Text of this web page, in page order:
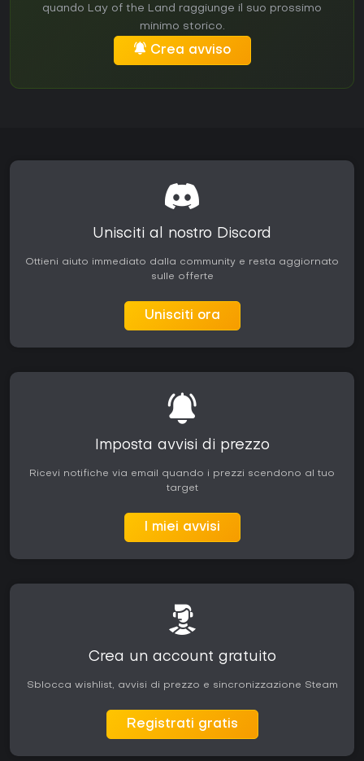
quando Lay of the Land raggiunge il suo prossimo
minimo storico.
Crea avviso
Unisciti al nostro Discord
Ottieni aiuto immediato dalla community e resta aggiornato
sulle offerte
Unisciti ora
Imposta avvisi di prezzo
Ricevi notifiche via email quando i prezzi scendono al tuo
target
I miei avvisi
Crea un account gratuito
Sblocca wishlist, avvisi di prezzo e sincronizzazione Steam
Registrati gratis